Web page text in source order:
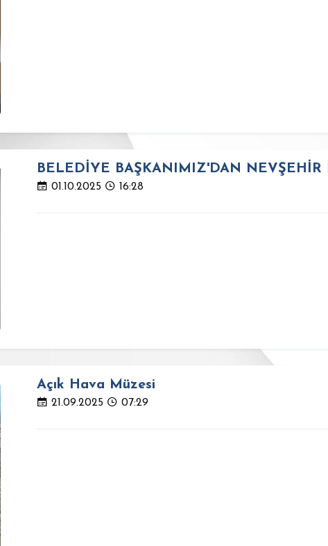
BELEDİYE BAŞKANIMIZ'DAN
01.10.2025 16:28
Açık Hava Müzesi
21.09.2025 07:29